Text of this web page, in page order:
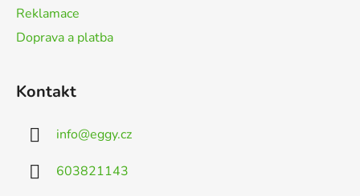
Reklamace
Doprava a platba
Kontakt
info@eggy.cz
603821143